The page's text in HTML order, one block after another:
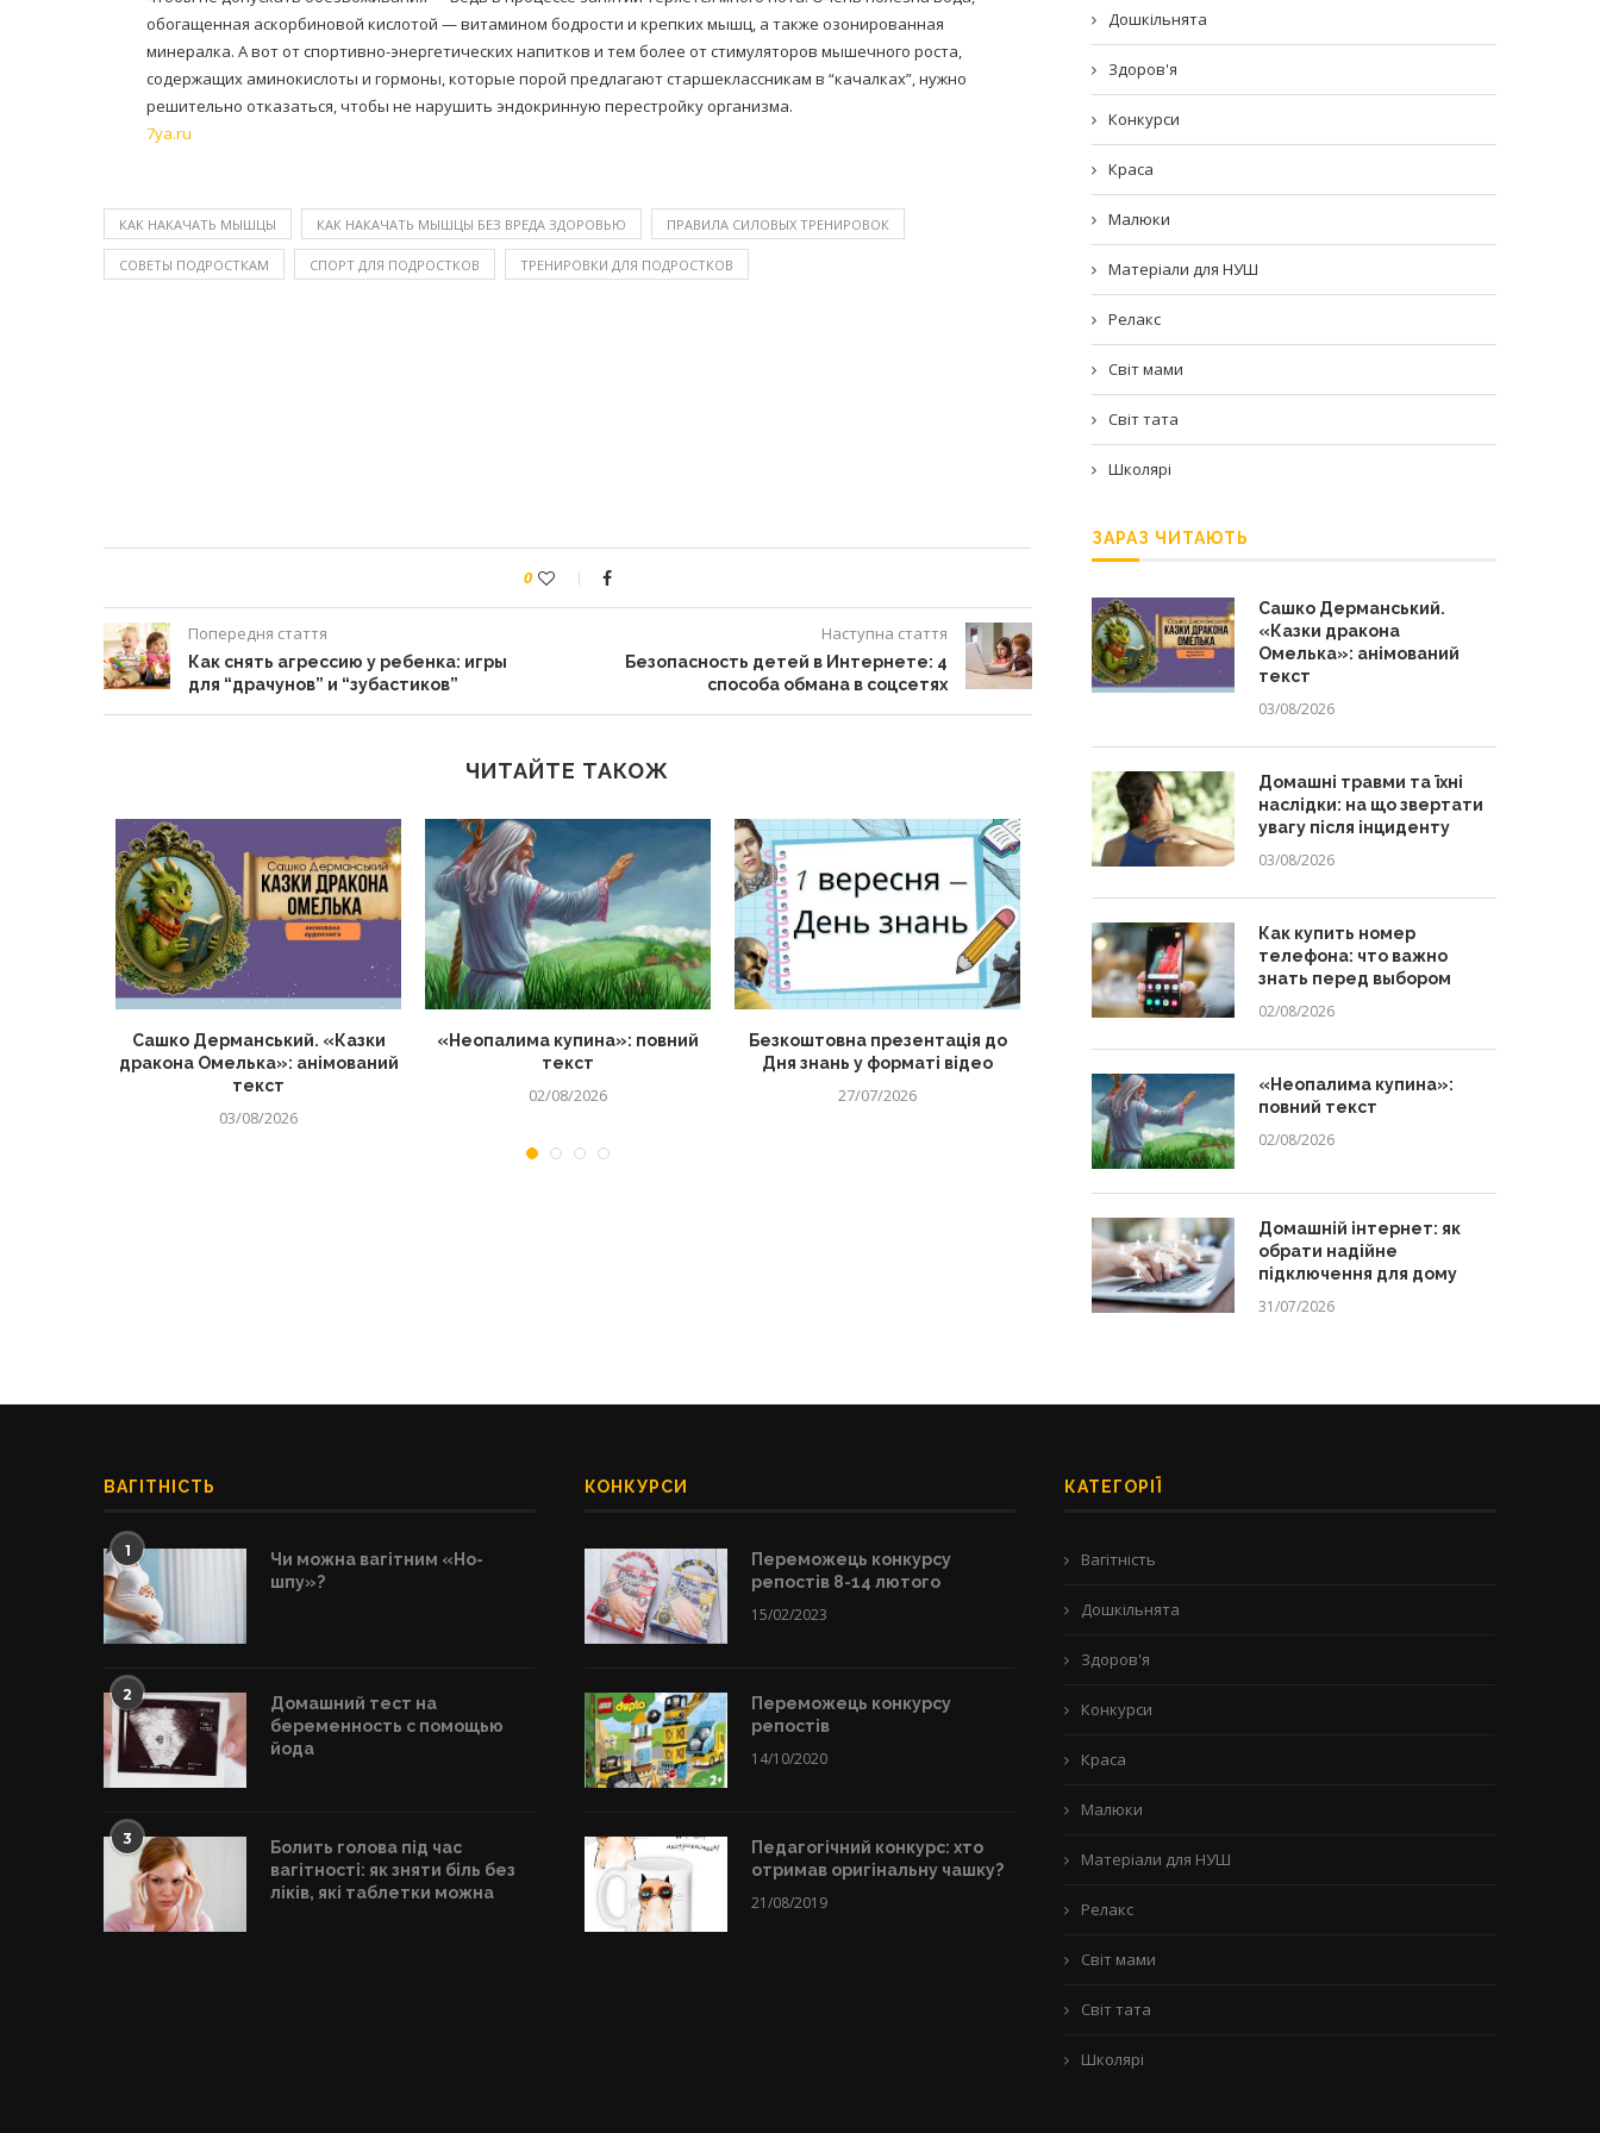
обогащенная аскорбиновой кислотой — витамином бодрости и крепких мышц, а также озонированная
минералка. А вот от спортивно-энергетических напитков и тем более от стимуляторов мышечного роста,
содержащих аминокислоты и гормоны, которые порой предлагают старшеклассникам в “качалках”, нужно
решительно отказаться, чтобы не нарушить эндокринную перестройку организма.
7ya.ru
КАК НАКАЧАТЬ МЫШЦЫ КАК НАКАЧАТЬ МЫШЦЫ БЕЗ ВРЕДА ЗДОРОВЬЮ ПРАВИЛА СИЛОВЫХ ТРЕНИРОВОК
СОВЕТЫ ПОДРОСТКАМ СПОРТ ДЛЯ ПОДРОСТКОВ ТРЕНИРОВКИ ДЛЯ ПОДРОСТКОВ
0
Попередня стаття
Как снять агрессию у ребенка: игры
для “драчунов” и “зубастиков”
Наступна стаття
Безопасность детей в Интернете: 4
способа обмана в соцсетях
ЧИТАЙТЕ ТАКОЖ
Сашко Дерманський. «Казки
дракона Омелька»: анімований
текст
03/08/2026
«Неопалима купина»: повний
текст
02/08/2026
Безкоштовна презентація до
Дня знань у форматі відео
27/07/2026 13/07/2026
Дошкільнята
Здоров'я
Конкурси
Краса
Малюки
Матеріали для НУШ
Релакс
Світ мами
Світ тата
Школярі
ЗАРАЗ ЧИТАЮТЬ
Сашко Дерманський.
«Казки дракона
Омелька»: анімований
текст
03/08/2026
Домашні травми та їхні
наслідки: на що звертати
увагу після інциденту
03/08/2026
Как купить номер
телефона: что важно
знать перед выбором
02/08/2026
«Неопалима купина»:
повний текст
02/08/2026
Домашній інтернет: як
обрати надійне
підключення для дому
31/07/2026
ВАГІТНІСТЬ
1
Чи можна вагітним «Но-
шпу»?
2
Домашний тест на
беременность с помощью
йода
3
Болить голова під час
вагітності: як зняти біль без
ліків, які таблетки можна
КОНКУРСИ
Переможець конкурсу
репостів 8-14 лютого
15/02/2023
Переможець конкурсу
репостів
14/10/2020
Педагогічний конкурс: хто
отримав оригінальну чашку?
21/08/2019
КАТЕГОРІЇ
Вагітність
Дошкільнята
Здоров'я
Конкурси
Краса
Малюки
Матеріали для НУШ
Релакс
Світ мами
Світ тата
Школярі